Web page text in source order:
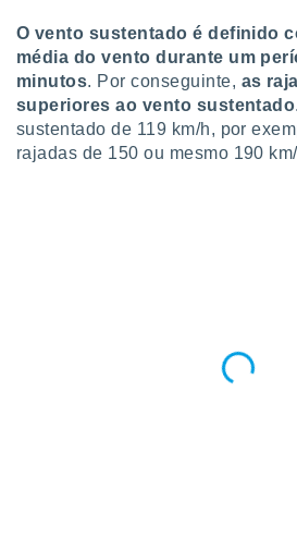
nós e
únicos
para
O vento sustentado é definido
média do vento durante um
minutos. Por conseguinte, as
superiores ao vento sustentado
sustentado de 119 km/h, por
rajadas de 150 ou mesmo 190